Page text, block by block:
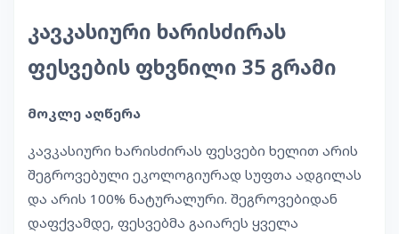
კავკასიური ხარისძირას
ფესვების ფხვნილი 35 გრამი
მოკლე აღწერა
კავკასიური ხარისძირას ფესვები ხელით არის
შეგროვებული ეკოლოგიურად სუფთა ადგილას
და არის 100% ნატურალური. შეგროვებიდან
დაფქვამდე, ფესვებმა გაიარეს ყველა